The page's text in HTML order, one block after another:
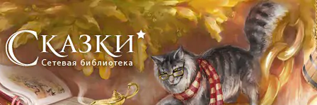
Перейти
содержанию